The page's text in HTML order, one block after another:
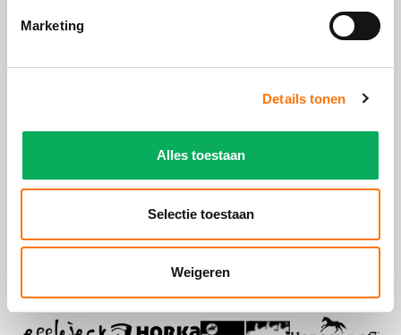
Marketing
Details tonen
Alles toestaan
Selectie toestaan
Weigeren